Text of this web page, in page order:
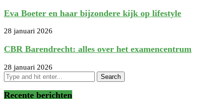
Eva Boeter en haar bijzondere kijk op lifestyle
28 januari 2026
CBR Barendrecht: alles over het examencentrum
28 januari 2026
Recente berichten